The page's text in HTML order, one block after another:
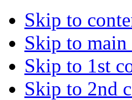
Skip to
Skip to
Skip to 1st
Skip to 2nd